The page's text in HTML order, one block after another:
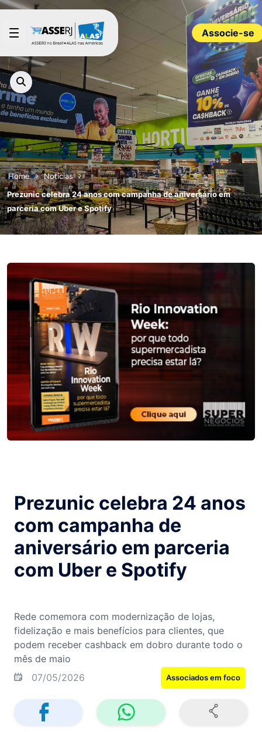
Pular para o Conteúdo principal
Associe-se
Home
Notícias
Prezunic celebra 24 anos com campanha de aniversário em
parceria com Uber e Spotify
Prezunic celebra 24 anos
com campanha de
aniversário em parceria
com Uber e Spotify
Rede comemora com modernização de lojas,
fidelização e mais benefícios para clientes, que
podem receber cashback em dobro durante todo o
mês de maio
07/05/2026
Associados em foco